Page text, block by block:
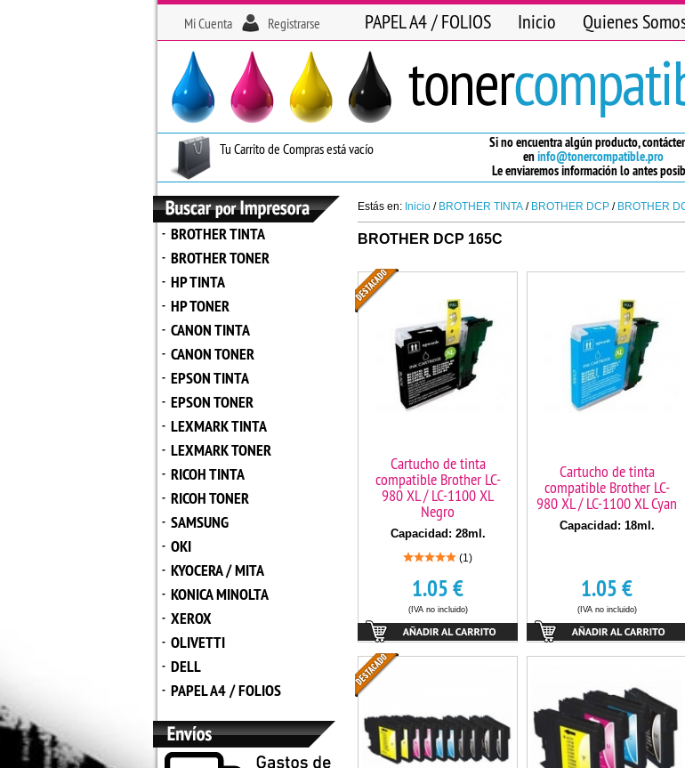
Mi Cuenta Registrarse PAPEL A4 / FOLIOS Inicio Quienes
Si no encuentra algún producto,
eninfo@tonercompatible.pro
Le enviaremos información lo antes
Tu Carrito de Compras está vacío
- BROTHER TINTA
- BROTHER TONER
- HP TINTA
- HP TONER
- CANON TINTA
- CANON TONER
- EPSON TINTA
- EPSON TONER
- LEXMARK TINTA
- LEXMARK TONER
- RICOH TINTA
- RICOH TONER
- SAMSUNG
- OKI
- KYOCERA / MITA
- KONICA MINOLTA
- XEROX
- OLIVETTI
- DELL
- PAPEL A4 / FOLIOS
Estás en: Inicio / BROTHER TINTA / BROTHER DCP / BROTHER
BROTHER DCP 165C
Cartucho de tinta
compatible Brother LC-
980 XL / LC-1100 XL
Negro
Capacidad: 28ml.
(1)
1.05€
(IVA no incluido)
Cartucho de tinta
compatible Brother LC-
980 XL / LC-1100 XL Cyan
Capacidad: 18ml.
1.05€
(IVA no incluido)